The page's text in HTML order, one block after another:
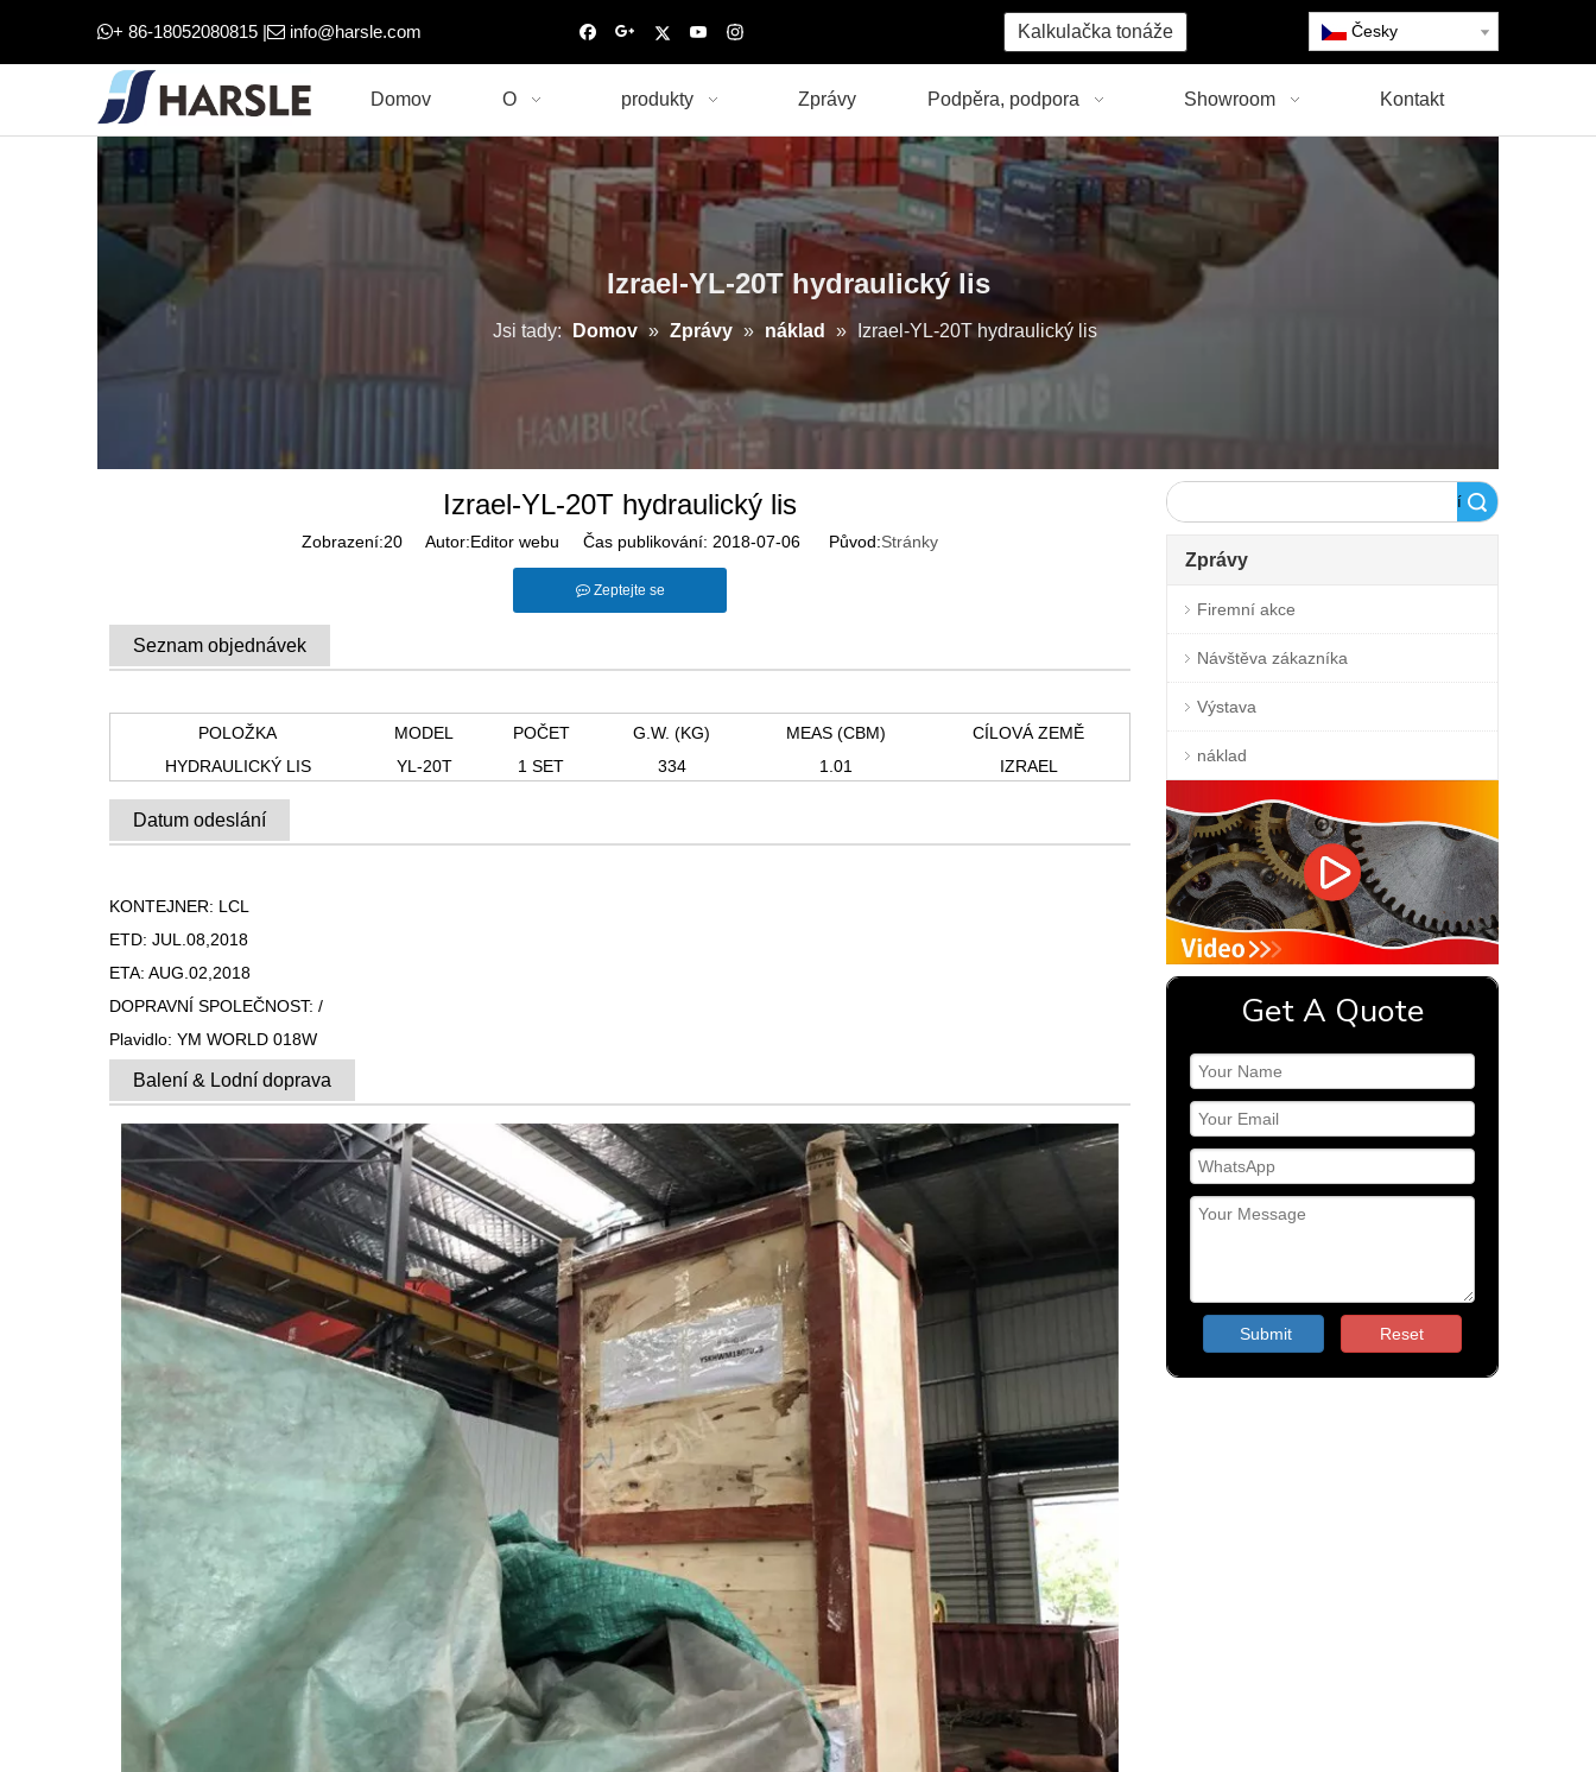
+ 86-18052080815 | info@harsle.com Kalkulačka tonáže Česky
Domov O produkty Zprávy Podpěra, podpora Showroom Kontakt
Izrael-YL-20T hydraulický lis
Jsi tady: Domov » Zprávy » náklad » Izrael-YL-20T hydraulický lis
Izrael-YL-20T hydraulický lis
Zobrazení:20 Autor:Editor webu Čas publikování: 2018-07-06 Původ:Stránky
Zeptejte se
Seznam objednávek
POLOŽKA MODEL POČET G.W. (KG) MEAS (CBM)
CÍLOVÁ ZEMĚ
HYDRAULICKÝ LIS
YL-20T 1 SET 334 1.01 IZRAEL
Datum odeslání
KONTEJNER: LCL
ETD: JUL.08,2018
ETA: AUG.02,2018
DOPRAVNÍ SPOLEČNOST: /
Plavidlo: YM WORLD 018W
Balení & Lodní doprava
Vyhledávání
Zprávy
Firemní akce
Návštěva zákazníka
Výstava
náklad
Get A Quote
Submit Reset